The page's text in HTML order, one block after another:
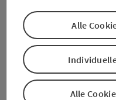
Dachstein
Kirchengasse 4
4822 Bad Goisern am
+43 6132 26909 400
Alle
Alle